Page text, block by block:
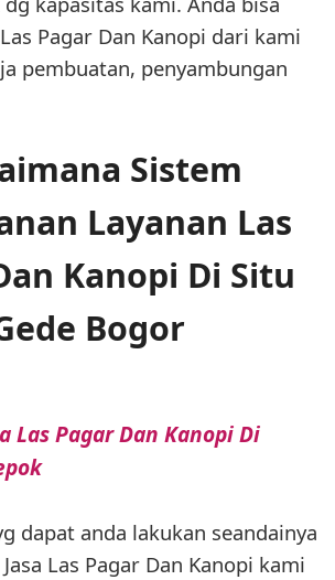
Pagar Dan Kanopi dari kami
pembuatan, penyambungan
Sistem
Layanan Las
Kanopi Di Situ
Bogor
Las Pagar Dan Kanopi Di
dapat anda lakukan seandainya
Las Pagar Dan Kanopi kami